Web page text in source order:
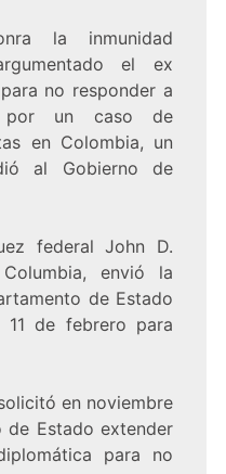
la inmunidad
el ex
no responder a
por un caso de
en Colombia, un
al Gobierno de
federal John D.
envió la
de Estado
de febrero para
en noviembre
de Estado extender
para no